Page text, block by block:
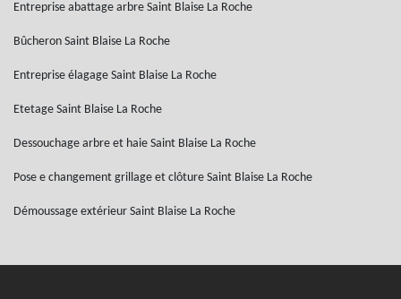
Entreprise abattage arbre Saint Blaise La Roche
Bûcheron Saint Blaise La Roche
Entreprise élagage Saint Blaise La Roche
Etetage Saint Blaise La Roche
Dessouchage arbre et haie Saint Blaise La Roche
Pose e changement grillage et clôture Saint Blaise La Roche
Démoussage extérieur Saint Blaise La Roche